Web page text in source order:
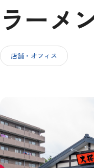
施工事例
CSRの取り組み
採用情報
ラーメ
店舗・オフィス